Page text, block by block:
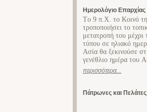
Ημερολόγιο Επαρχίας
Tο 9 π.X. το Κοινό
τροποποιήσει το
μετατροπή του μέχρι
τύπου σε ηλιακό
Aσία θα ξεκινούσε
γενέθλιo ημέρα του
περισσότερα...
Πάτρωνες και Πελάτες